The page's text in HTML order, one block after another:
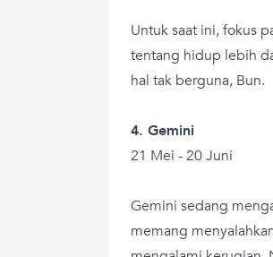
Untuk saat ini, fokus
tentang hidup lebih
hal tak berguna, Bun.
4. Gemini
21 Mei - 20 Juni
Gemini sedang
memang